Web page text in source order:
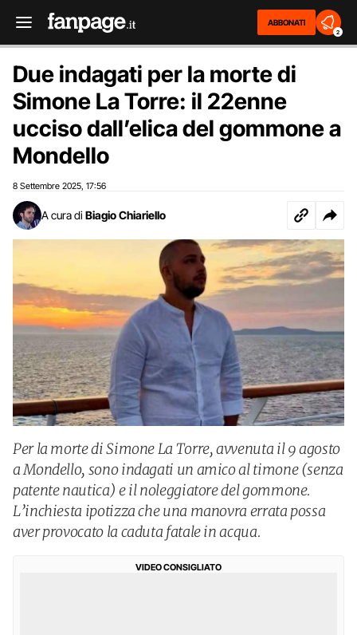
ABBONATI
2
Due indagati per la morte di
Simone La Torre: il 22enne
ucciso dall’elica del gommone a
Mondello
8 Settembre 2025 17:56
A cura di Biagio Chiariello
Per la morte di Simone La Torre, avvenuta il 9 agosto
a Mondello, sono indagati un amico al timone (senza
patente nautica) e il noleggiatore del gommone.
L’inchiesta ipotizza che una manovra errata possa
aver provocato la caduta fatale in acqua.
VIDEO CONSIGLIATO